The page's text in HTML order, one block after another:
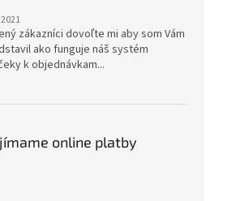
zákazníci dovoľte mi aby som Vám
ako funguje náš systém
k objednávkam...
online platby